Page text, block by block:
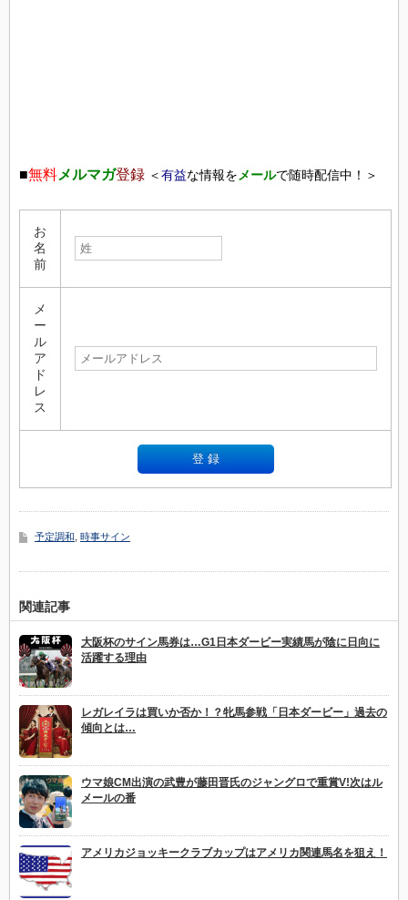
■無料メルマガ登録 ＜有益な情報を メールで随時配信中！＞
お
名
前
メ
ー
ル
ア
ド
レ
ス
予定調和 時事サイン
関連記事
大阪杯のサイン馬券は…G1日本ダービー実績馬が陰に日向に
活躍する理由
レガレイラは買いか否か！？牝馬参戦「日本ダービー」過去の
傾向とは…
ウマ娘CM出演の武豊が藤田晋氏のジャングロで重賞V!次はル
メールの番
アメリカジョッキークラブカップはアメリカ関連馬名を狙え！